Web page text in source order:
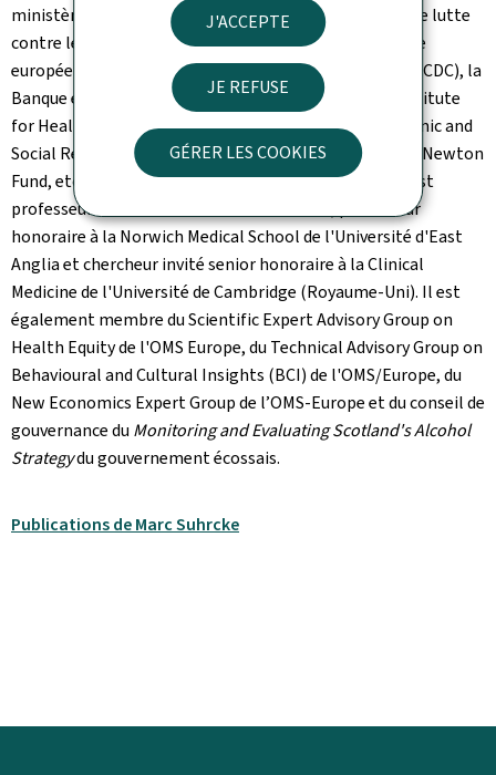
J'ACCEPTE
JE REFUSE
GÉRER LES COOKIES
ministère de la Santé (Angleterre), le Fonds mondial de lutte
contre le sida, la tuberculose et le paludisme, le Centre
européen de prévention et de contrôle des maladies (ECDC), la
Banque européenne d'investissement, le National Institute
for Health and Care Research (NIHR), le MRC, l'Economic and
Social Research Council (ESRC), la Fondation Gates, le Newton
Fund, etc. Parmi ses autres fonctions actuelles, Marc est
professeur honoraire à l'Université de York, professeur
honoraire à la Norwich Medical School de l'Université d'East
Anglia et chercheur invité senior honoraire à la Clinical
Medicine de l'Université de Cambridge (Royaume-Uni). Il est
également membre du Scientific Expert Advisory Group on
Health Equity de l'OMS Europe, du Technical Advisory Group on
Behavioural and Cultural Insights (BCI) de l'OMS/Europe, du
New Economics Expert Group de l’OMS-Europe et du conseil de
gouvernance du Monitoring and Evaluating Scotland's Alcohol
Strategydu gouvernement écossais.
Publications de Marc Suhrcke